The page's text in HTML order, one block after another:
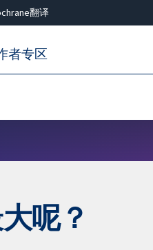
翻译
者专区
呢？